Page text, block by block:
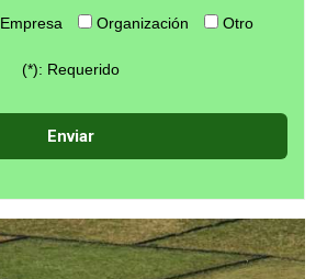
Empresa Organización Otro
(*): Requerido